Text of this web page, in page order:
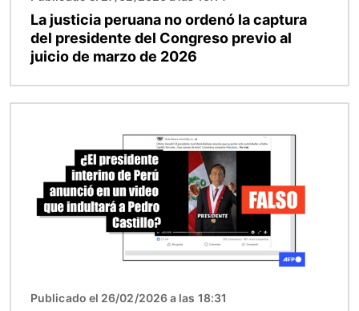
La justicia peruana no ordenó la captura
del presidente del Congreso previo al
juicio de marzo de 2026
Publicado el 26/02/2026 a las 18:31